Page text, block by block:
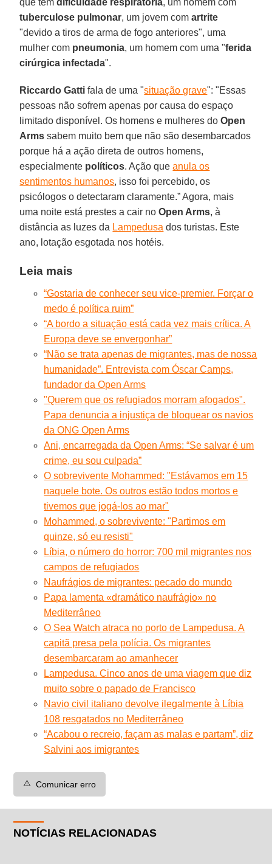
tuberculose pulmonar, um jovem comartrite
"devido a tiros de arma de fogo anteriores", uma
mulher com pneumonia, um homem com uma "ferida
cirúrgica infectada".
Riccardo Gatti fala de uma "situação grave": "Essas
pessoas não sofrem apenas por causa do espaço
limitado disponível. Os homens e mulheres doOpen
Arms sabem muito bem que não são desembarcados
porque há a ação direta de outros homens,
especialmente políticos. Ação queanula os
sentimentos humanos, isso foi percebido, os
psicólogos o detectaram claramente.” Agora, mais
uma noite está prestes a cair noOpen Arms, à
distância as luzes da Lampedusa dos turistas. Este
ano, lotação esgotada nos hotéis.
Leia mais
“Gostaria de conhecer seu vice-premier. Forçar o
medo é política ruim”
“A bordo a situação está cada vez mais crítica. A
Europa deve se envergonhar”
“Não se trata apenas de migrantes, mas de nossa
humanidade”. Entrevista com Óscar Camps,
fundador da Open Arms
"Querem que os refugiados morram afogados".
Papa denuncia a injustiça de bloquear os navios
da ONG Open Arms
Ani, encarregada da Open Arms: “Se salvar é um
crime, eu sou culpada”
O sobrevivente Mohammed: "Estávamos em 15
naquele bote. Os outros estão todos mortos e
tivemos que jogá-los ao mar"
Mohammed, o sobrevivente: "Partimos em
quinze, só eu resisti"
Líbia, o número do horror: 700 mil migrantes nos
campos de refugiados
Naufrágios de migrantes: pecado do mundo
Papa lamenta «dramático naufrágio» no
Mediterrâneo
O Sea Watch atraca no porto de Lampedusa. A
capitã presa pela polícia. Os migrantes
desembarcaram ao amanhecer
Lampedusa. Cinco anos de uma viagem que diz
muito sobre o papado de Francisco
Navio civil italiano devolve ilegalmente à Líbia
108 resgatados no Mediterrâneo
“Acabou o recreio, façam as malas e partam”, diz
Salvini aos imigrantes
⚠️ Comunicar erro
NOTÍCIAS RELACIONADAS